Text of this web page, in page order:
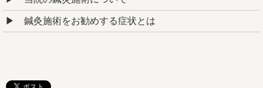
鍼灸施術をお勧めする症状とは